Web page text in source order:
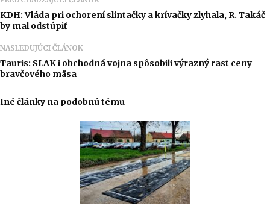
KDH: Vláda pri ochorení slintačky a krívačky zlyhala, R. Takáč
by mal odstúpiť
NASLEDUJÚCI ČLÁNOK
Tauris: SLAK i obchodná vojna spôsobili výrazný rast ceny
bravčového mäsa
Iné články na podobnú tému